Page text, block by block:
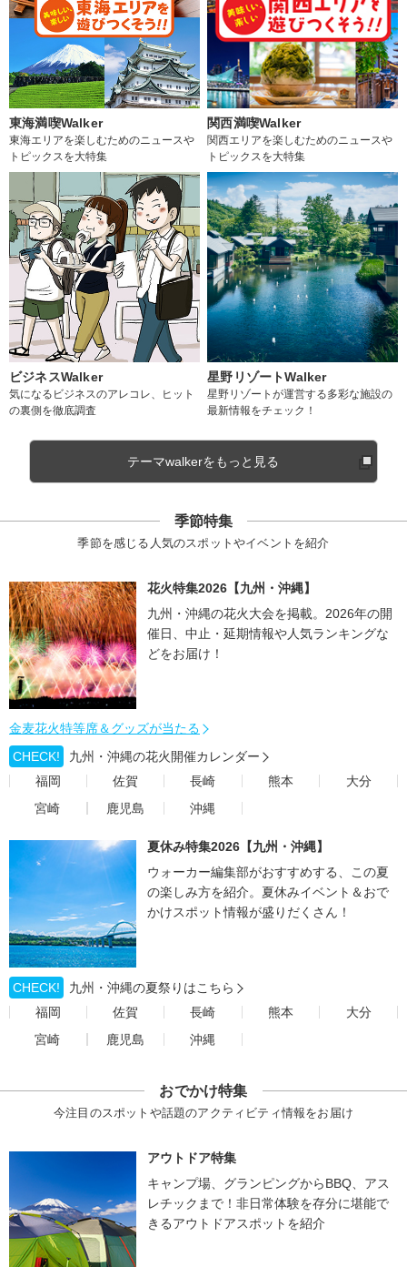
東海満喫Walker
東海エリアを楽しむためのニュースや
トピックスを大特集
関西満喫Walker
関西エリアを楽しむためのニュースや
トピックスを大特集
ビジネスWalker
気になるビジネスのアレコレ、ヒット
の裏側を徹底調査
星野リゾートWalker
星野リゾートが運営する多彩な施設の
最新情報をチェック！
テーマwalkerをもっと見る
季節特集
季節を感じる人気のスポットやイベントを紹介
花火特集2026【九州・沖縄】
九州・沖縄の花火大会を掲載。2026年の開
催日、中止・延期情報や人気ランキングな
どをお届け！
金麦花火特等席＆グッズが当たる
CHECK!
九州・沖縄の花火開催カレンダー
福岡
佐賀 長崎 熊本
大分
宮崎
鹿児島 沖縄
夏休み特集2026【九州・沖縄】
ウォーカー編集部がおすすめする、この夏
の楽しみ方を紹介。夏休みイベント＆おで
かけスポット情報が盛りだくさん！
CHECK!
九州・沖縄の夏祭りはこちら
福岡
佐賀 長崎 熊本
大分
宮崎
鹿児島 沖縄
おでかけ特集
今注目のスポットや話題のアクティビティ情報をお届け
アウトドア特集
キャンプ場、グランピングからBBQ、アス
レチックまで！非日常体験を存分に堪能で
きるアウトドアスポットを紹介